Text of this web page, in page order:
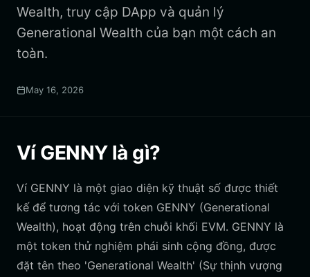
Wealth, truy cập DApp và quản lý
Generational Wealth của bạn một cách an
toàn.
May 16, 2026
Ví GENNY là gì?
Ví GENNY là một giao diện kỹ thuật số được thiết
kế để tương tác với token GENNY (Generational
Wealth), hoạt động trên chuỗi khối EVM. GENNY là
một token thử nghiệm phái sinh cộng đồng, được
đặt tên theo 'Generational Wealth' (Sự thịnh vượng